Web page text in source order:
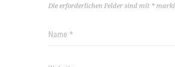
Die erforderlichen Felder sind mit *